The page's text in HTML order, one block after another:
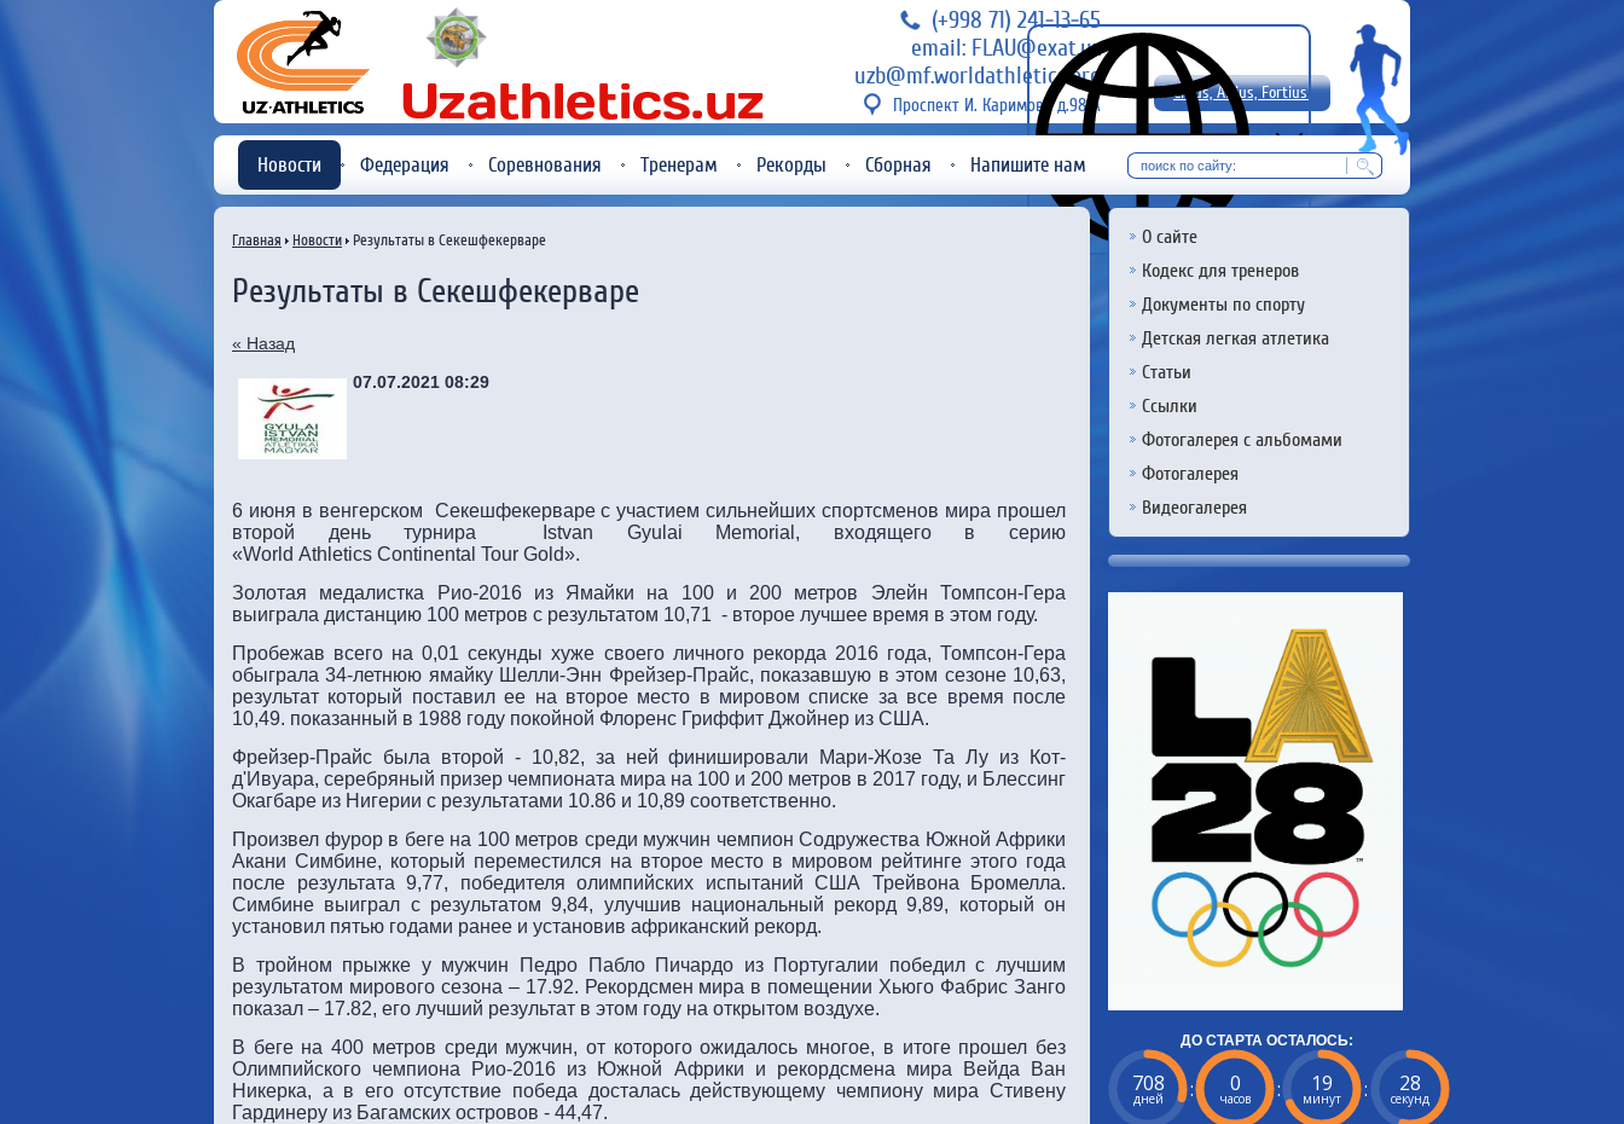
(+998 71) 241-13-65
email: FLAU@exat.uz
uzb@mf.worldathletics.org
Проспект И. Каримова д.98 А
Citius, Altius, Fortius!
RU
Новости Федерация Соревнования Тренерам Рекорды Сборная Напишите нам
О сайте
Кодекс для тренеров
Документы по спорту
Детская легкая атлетика
Статьи
Ссылки
Фотогалерея с альбомами
Фотогалерея
Видеогалерея
ДО СТАРТА ОСТАЛОСЬ:
708
дней : 0
часов : 19
минут : 27
секунд
Главная Новости Результаты в Секешфекерваре
Результаты в Секешфекерваре
« Назад
07.07.2021 08:29
6 июня в венгерском Секешфекерваре с участием сильнейших спортсменов мира прошел
второй день турнира Istvan Gyulai Memorial, входящего в серию
«World Athletics Continental Tour Gold».
Золотая медалистка Рио-2016 из Ямайки на 100 и 200 метров Элейн Томпсон-Гера
выиграла дистанцию 100 метров с результатом 10,71 - второе лучшее время в этом году.
Пробежав всего на 0,01 секунды хуже своего личного рекорда 2016 года, Томпсон-Гера
обыграла 34-летнюю ямайку Шелли-Энн Фрейзер-Прайс, показавшую в этом сезоне 10,63,
результат который поставил ее на второе место в мировом списке за все время после
10,49. показанный в 1988 году покойной Флоренс Гриффит Джойнер из США.
Фрейзер-Прайс была второй - 10,82, за ней финишировали Мари-Жозе Та Лу из Кот-
д'Ивуара, серебряный призер чемпионата мира на 100 и 200 метров в 2017 году, и Блессинг
Окагбаре из Нигерии с результатами 10.86 и 10,89 соответственно.
Произвел фурор в беге на 100 метров среди мужчин чемпион Содружества Южной Африки
Акани Симбине, который переместился на второе место в мировом рейтинге этого года
после результата 9,77, победителя олимпийских испытаний США Трейвона Бромелла.
Симбине выиграл с результатом 9,84, улучшив национальный рекорд 9,89, который он
установил пятью годами ранее и установив африканский рекорд.
В тройном прыжке у мужчин Педро Пабло Пичардо из Португалии победил с лучшим
результатом мирового сезона – 17.92. Рекордсмен мира в помещении Хьюго Фабрис Занго
показал – 17.82, его лучший результат в этом году на открытом воздухе.
В беге на 400 метров среди мужчин, от которого ожидалось многое, в итоге прошел без
Олимпийского чемпиона Рио-2016 из Южной Африки и рекордсмена мира Вейда Ван
Никерка, а в его отсутствие победа досталась действующему чемпиону мира Стивену
Гардинеру из Багамских островов - 44,47.